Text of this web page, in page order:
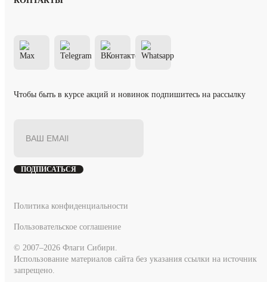
Чтобы быть в курсе акций и новинок подпишитесь на рассылку
ПОДПИСАТЬСЯ
© 2007–2026 Флаги Сибири.
Использование материалов сайта без указания ссылки на источник
запрещено.
Политика конфиденциальности
Пользовательское соглашение